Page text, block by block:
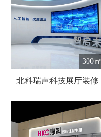
300㎡
北科瑞声科技展厅装修